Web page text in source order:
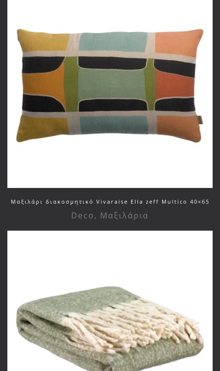
Μαξιλάρι διακοσμητικό Vivaraise Ella zeff Multico 40×65
Deco, Μαξιλάρια